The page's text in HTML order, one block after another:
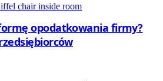
opodatkowania firmy?